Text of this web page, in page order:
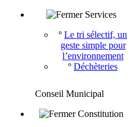
Services
º Le tri sélectif, un
geste simple pour
l’environnement
º Déchèteries
Conseil Municipal
Constitution